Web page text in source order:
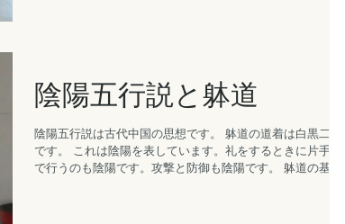
陰陽五行説と躰道
陰陽五行説は古代中国の思想です。 躰道の道着は白黒二色
です。 これは陰陽を表しています。礼をするときに片手で
で行うのも陰陽です。攻撃と防御も陰陽です。 躰道の基本